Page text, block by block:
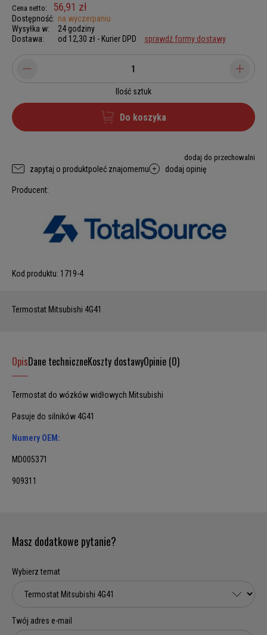
Cena netto: 56,91 zł
Dostępność: na wyczerpaniu
Wysyłka w:
24 godziny
Dostawa:
od 12,30 zł - Kurier DPD sprawdź formy dostawy
Ilość sztuk
Do koszyka
dodaj do przechowalni
zapytaj o produktpoleć znajomemu dodaj opinię
Producent:
Kod produktu: 1719-4
Termostat Mitsubishi 4G41
OpisDane techniczneKoszty dostawyOpinie (0)
Termostat do wózków widłowych Mitsubishi
Pasuje do silników 4G41
Numery OEM:
MD005371
909311
Masz dodatkowe pytanie?